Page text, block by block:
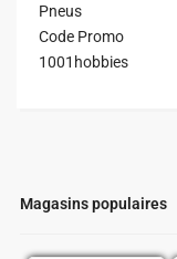
Magasins populaires
Pneus
Code Promo
1001hobbies